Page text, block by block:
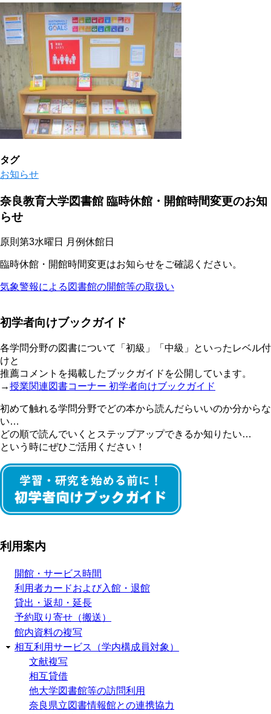
タグ
お知らせ
奈良教育大学図書館 臨時休館・開館時間変更のお知
らせ
原則第3水曜日 月例休館日
臨時休館・開館時間変更はお知らせをご確認ください。
気象警報による図書館の開館等の取扱い
初学者向けブックガイド
各学問分野の図書について「初級」「中級」といったレベル付
けと
推薦コメントを掲載したブックガイドを公開しています。
→授業関連図書コーナー 初学者向けブックガイド
初めて触れる学問分野でどの本から読んだらいいのか分からな
い…
どの順で読んでいくとステップアップできるか知りたい…
という時にぜひご活用ください！
利用案内
開館・サービス時間
利用者カードおよび入館・退館
貸出・返却・延長
予約取り寄せ（搬送）
館内資料の複写
相互利用サービス（学内構成員対象）
文献複写
相互貸借
他大学図書館等の訪問利用
奈良県立図書情報館との連携協力